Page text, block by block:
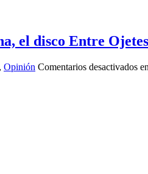
el disco Entre
, Opinión Comentarios desactivados